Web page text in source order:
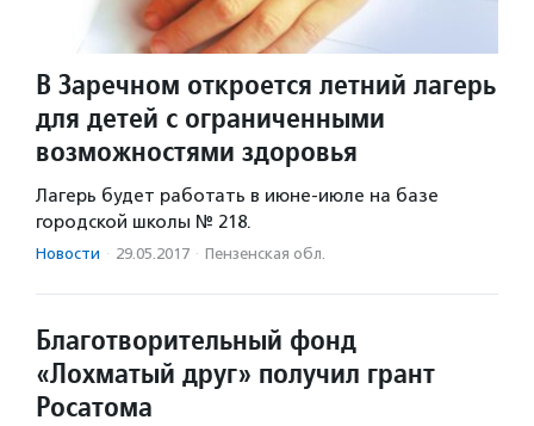
В Заречном откроется летний лагерь
для детей с ограниченными
возможностями здоровья
Лагерь будет работать в июне-июле на базе
городской школы № 218.
Новости · 29.05.2017 · Пензенская обл.
Благотворительный фонд
«Лохматый друг» получил грант
Росатома